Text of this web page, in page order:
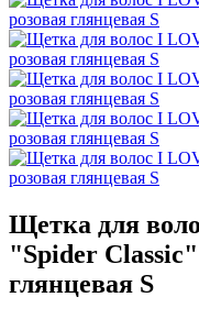
Щетка для
"Spider Classic"
глянцевая S